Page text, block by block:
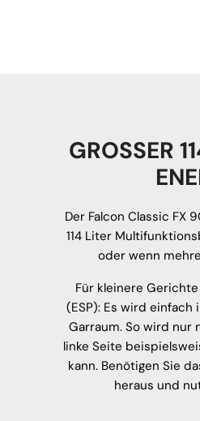
GROSSER
Der Falcon Classic FX
114 Liter
oder wenn
Für kleinere
(ESP): Es wird
Garraum. So wird nur
linke Seite
kann. Benötigen Sie
heraus und